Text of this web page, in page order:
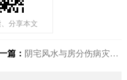
分享本文
篇： 阴宅风水与房分伤病灾断诀